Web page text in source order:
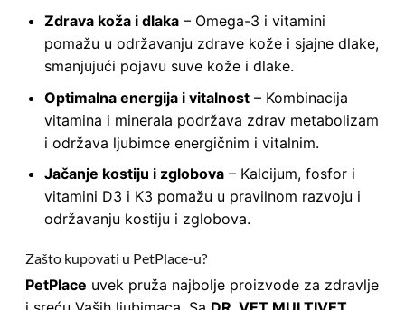
Zdrava koža i dlaka– Omega-3 i vitamini
pomažu u održavanju zdrave kože i sjajne dlake,
smanjujući pojavu suve kože i dlake.
Optimalna energija i vitalnost– Kombinacija
vitamina i minerala podržava zdrav metabolizam
i održava ljubimce energičnim i vitalnim.
Jačanje kostiju i zglobova– Kalcijum, fosfor i
vitamini D3 i K3 pomažu u pravilnom razvoju i
održavanju kostiju i zglobova.
Zašto kupovati u PetPlace-u?
PetPlace uvek pruža najbolje proizvode za zdravlje